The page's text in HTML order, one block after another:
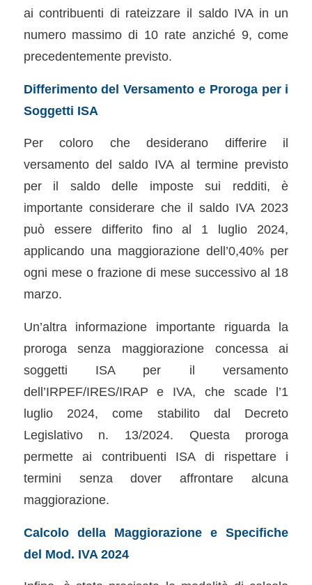
ai contribuenti di rateizzare il saldo IVA in un
numero massimo di 10 rate anziché 9, come
precedentemente previsto.
Differimento del Versamento e Proroga per i
Soggetti ISA
Per coloro che desiderano differire il
versamento del saldo IVA al termine previsto
per il saldo delle imposte sui redditi, è
importante considerare che il saldo IVA 2023
può essere differito fino al 1 luglio 2024,
applicando una maggiorazione dell’0,40% per
ogni mese o frazione di mese successivo al 18
marzo.
Un’altra informazione importante riguarda la
proroga senza maggiorazione concessa ai
soggetti ISA per il versamento
dell’IRPEF/IRES/IRAP e IVA, che scade l’1
luglio 2024, come stabilito dal Decreto
Legislativo n. 13/2024. Questa proroga
permette ai contribuenti ISA di rispettare i
termini senza dover affrontare alcuna
maggiorazione.
Calcolo della Maggiorazione e Specifiche
del Mod. IVA 2024